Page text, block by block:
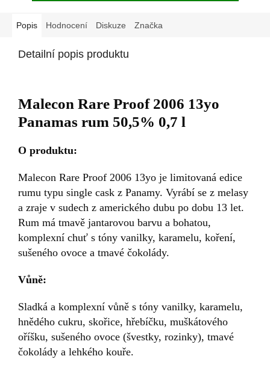
Popis Hodnocení Diskuze Značka
Detailní popis produktu
Malecon Rare Proof 2006 13yo
Panamas rum 50,5% 0,7 l
O produktu:
Malecon Rare Proof 2006 13yo je limitovaná edice
rumu typu single cask z Panamy. Vyrábí se z melasy
a zraje v sudech z amerického dubu po dobu 13 let.
Rum má tmavě jantarovou barvu a bohatou,
komplexní chuť s tóny vanilky, karamelu, koření,
sušeného ovoce a tmavé čokolády.
Vůně:
Sladká a komplexní vůně s tóny vanilky, karamelu,
hnědého cukru, skořice, hřebíčku, muškátového
oříšku, sušeného ovoce (švestky, rozinky), tmavé
čokolády a lehkého kouře.